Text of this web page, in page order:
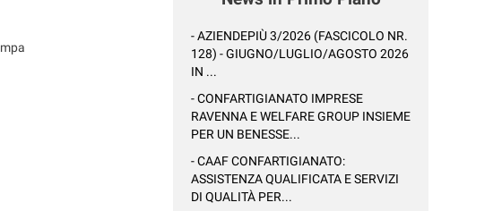
- AZIENDEPIÙ 3/2026 (FASCICOLO NR.
128) - GIUGNO/LUGLIO/AGOSTO 2026
IN ...
- CONFARTIGIANATO IMPRESE
RAVENNA E WELFARE GROUP INSIEME
PER UN BENESSE...
- CAAF CONFARTIGIANATO:
ASSISTENZA QUALIFICATA E SERVIZI
DI QUALITÀ PER...